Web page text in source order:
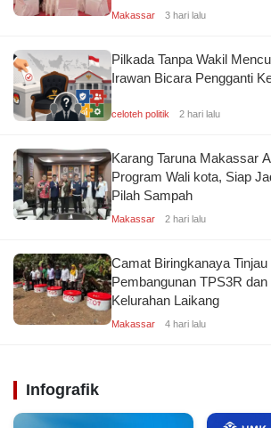
Makassar 3 hari lalu
Pilkada Tanpa Wakil
Irawan Bicara Pengganti
celoteh politik 2 hari lalu
Karang Taruna Makassar
Program Wali kota, Siap
Pilah Sampah
Makassar 2 hari lalu
Camat Biringkanaya Tinjau
Pembangunan TPS3R
Kelurahan Laikang
Makassar 4 hari lalu
Infografik